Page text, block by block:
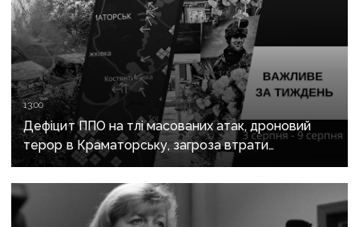
13:00
Дефіцит ППО на тлі масованих атак, дроновий
терор в Краматорську, загроза втрати
Костянтинівки та прощання з Олексієм Юковим:
важливе за тиждень